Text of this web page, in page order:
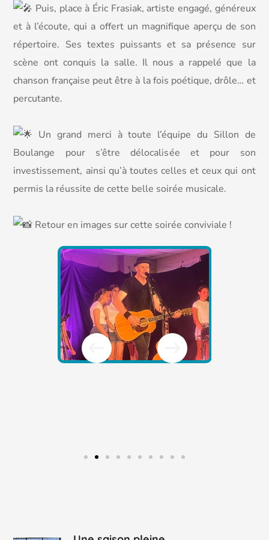
Puis, place à Éric Frasiak, artiste engagé, généreux
et à l’écoute, qui a offert un magnifique aperçu de son
répertoire. Ses textes puissants et sa présence sur
scène ont conquis la salle. Il nous a rappelé que la
chanson française peut être à la fois poétique, drôle… et
percutante.
Un grand merci à toute l’équipe du Sillon de
Boulange pour s’être délocalisée et pour son
investissement, ainsi qu’à toutes celles et ceux qui ont
permis la réussite de cette belle soirée musicale.
Retour en images sur cette soirée conviviale !